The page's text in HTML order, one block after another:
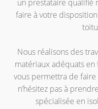
un prestataire qualifié
faire à votre
Nous réalisons des
matériaux adéquats
vous permettra de faire
n’hésitez pas à
spécialisée en